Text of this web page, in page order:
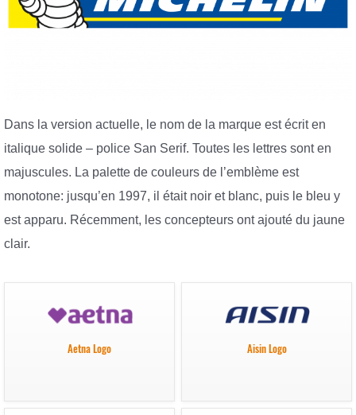
Dans la version actuelle, le nom de la marque est écrit en
italique solide – police San Serif. Toutes les lettres sont en
majuscules. La palette de couleurs de l’emblème est
monotone: jusqu’en 1997, il était noir et blanc, puis le bleu y
est apparu. Récemment, les concepteurs ont ajouté du jaune
clair.
Aetna Logo Aisin Logo